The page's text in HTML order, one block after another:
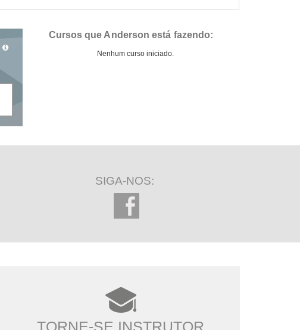
Cursos que Anderson está fazendo:
Nenhum curso iniciado.
SIGA-NOS:
TORNE-SE INSTRUTOR